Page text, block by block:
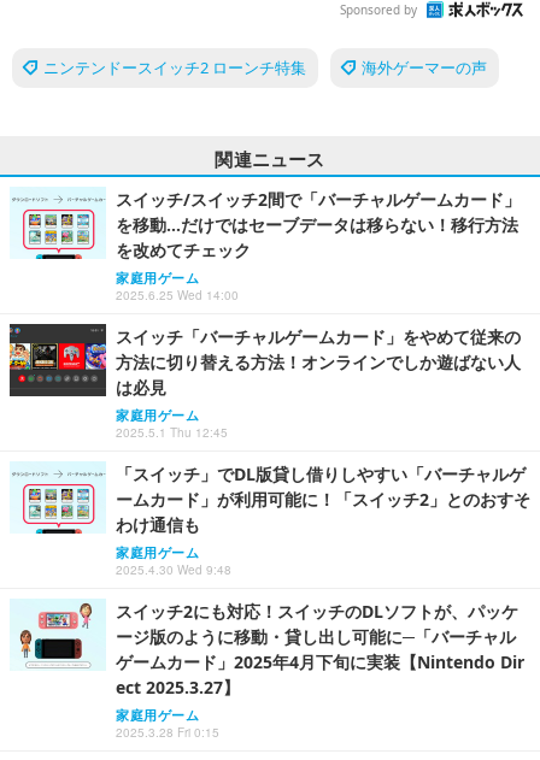
Sponsored by
ニンテンドースイッチ2 ローンチ特集 海外ゲーマーの声
関連ニュース
スイッチ/スイッチ2間で「バーチャルゲームカード」
を移動…だけではセーブデータは移らない！移行方法
を改めてチェック
家庭用ゲーム
2025.6.25 Wed 14:00
スイッチ「バーチャルゲームカード」をやめて従来の
方法に切り替える方法！オンラインでしか遊ばない人
は必見
家庭用ゲーム
2025.5.1 Thu 12:45
「スイッチ」でDL版貸し借りしやすい「バーチャルゲ
ームカード」が利用可能に！「スイッチ2」とのおすそ
わけ通信も
家庭用ゲーム
2025.4.30 Wed 9:48
スイッチ2にも対応！スイッチのDLソフトが、パッケ
ージ版のように移動・貸し出し可能に─「バーチャル
ゲームカード」2025年4月下旬に実装【Nintendo Dir
ect 2025.3.27】
家庭用ゲーム
2025.3.28 Fri 0:15